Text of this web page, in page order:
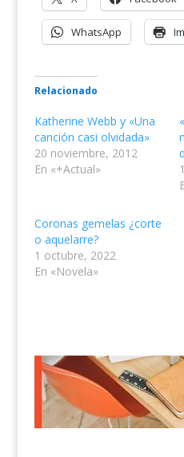
WhatsApp
Relacionado
Katherine Webb y «Una
canción casi olvidada»
20 noviembre, 2012
En «+Actual»
Coronas gemelas ¿corte
o aquelarre?
1 octubre, 2022
En «Novela»